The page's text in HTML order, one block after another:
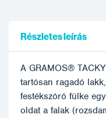
Részletes leírás
A GRAMOS®
tartósan ragadó
festékszóró fülke
oldat a falak